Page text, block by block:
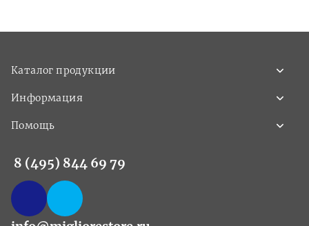
Каталог продукции
Информация
Помощь
8 (495) 844 69 79